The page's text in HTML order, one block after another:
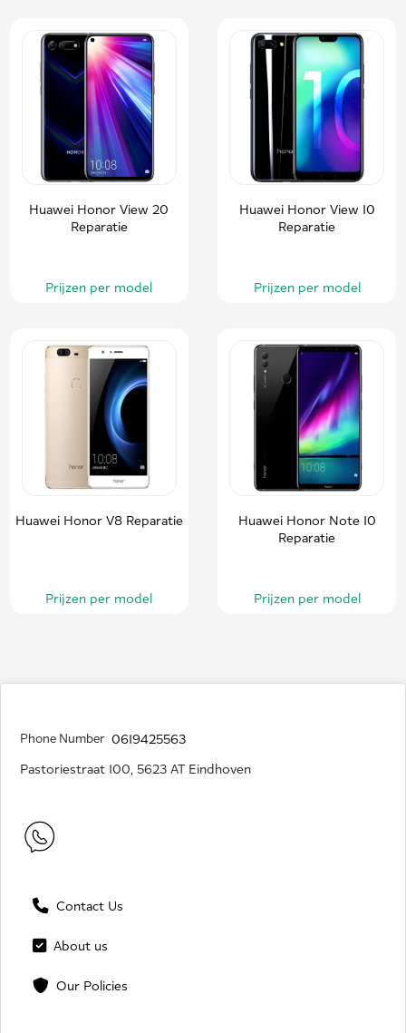
Huawei Honor View 20
Reparatie
Prijzen per model
Huawei Honor View 10
Reparatie
Prijzen per model
Huawei Honor V8 Reparatie
Prijzen per model
Huawei Honor Note 10
Reparatie
Prijzen per model
Phone Number 0619425563
Pastoriestraat 100, 5623 AT Eindhoven
Contact Us
About us
Our Policies